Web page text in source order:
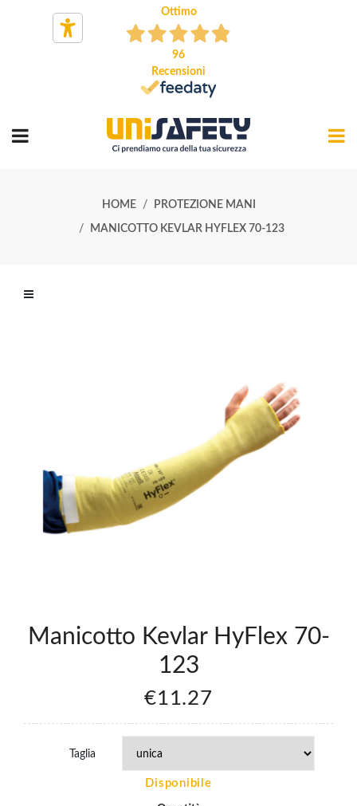
Ottimo
96
Recensioni
HOME PROTEZIONE MANI
MANICOTTO KEVLAR HYFLEX 70-123
€8.51
Manicotto Kevlar HyFlex 70-
123
€11.27
Taglia
Disponibile